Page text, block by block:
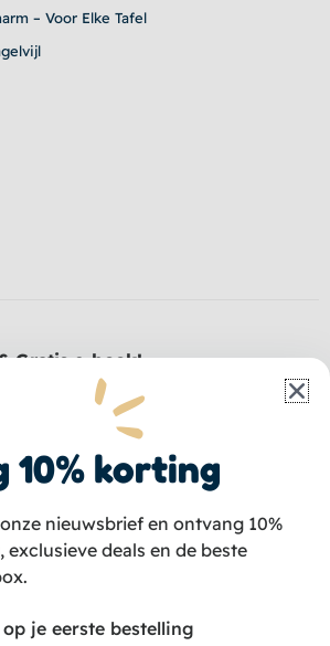
– Voor Elke Tafel
Gratis e-book!
korting, plus ons e-book:
10
hondenverzorging
Rechtstreeks in je inbox!
10% korting
nieuwsbrief en ontvang 10%
deals en de beste
op je eerste bestelling